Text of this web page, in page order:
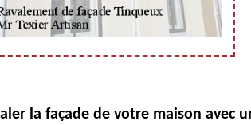
la façade de votre maison avec